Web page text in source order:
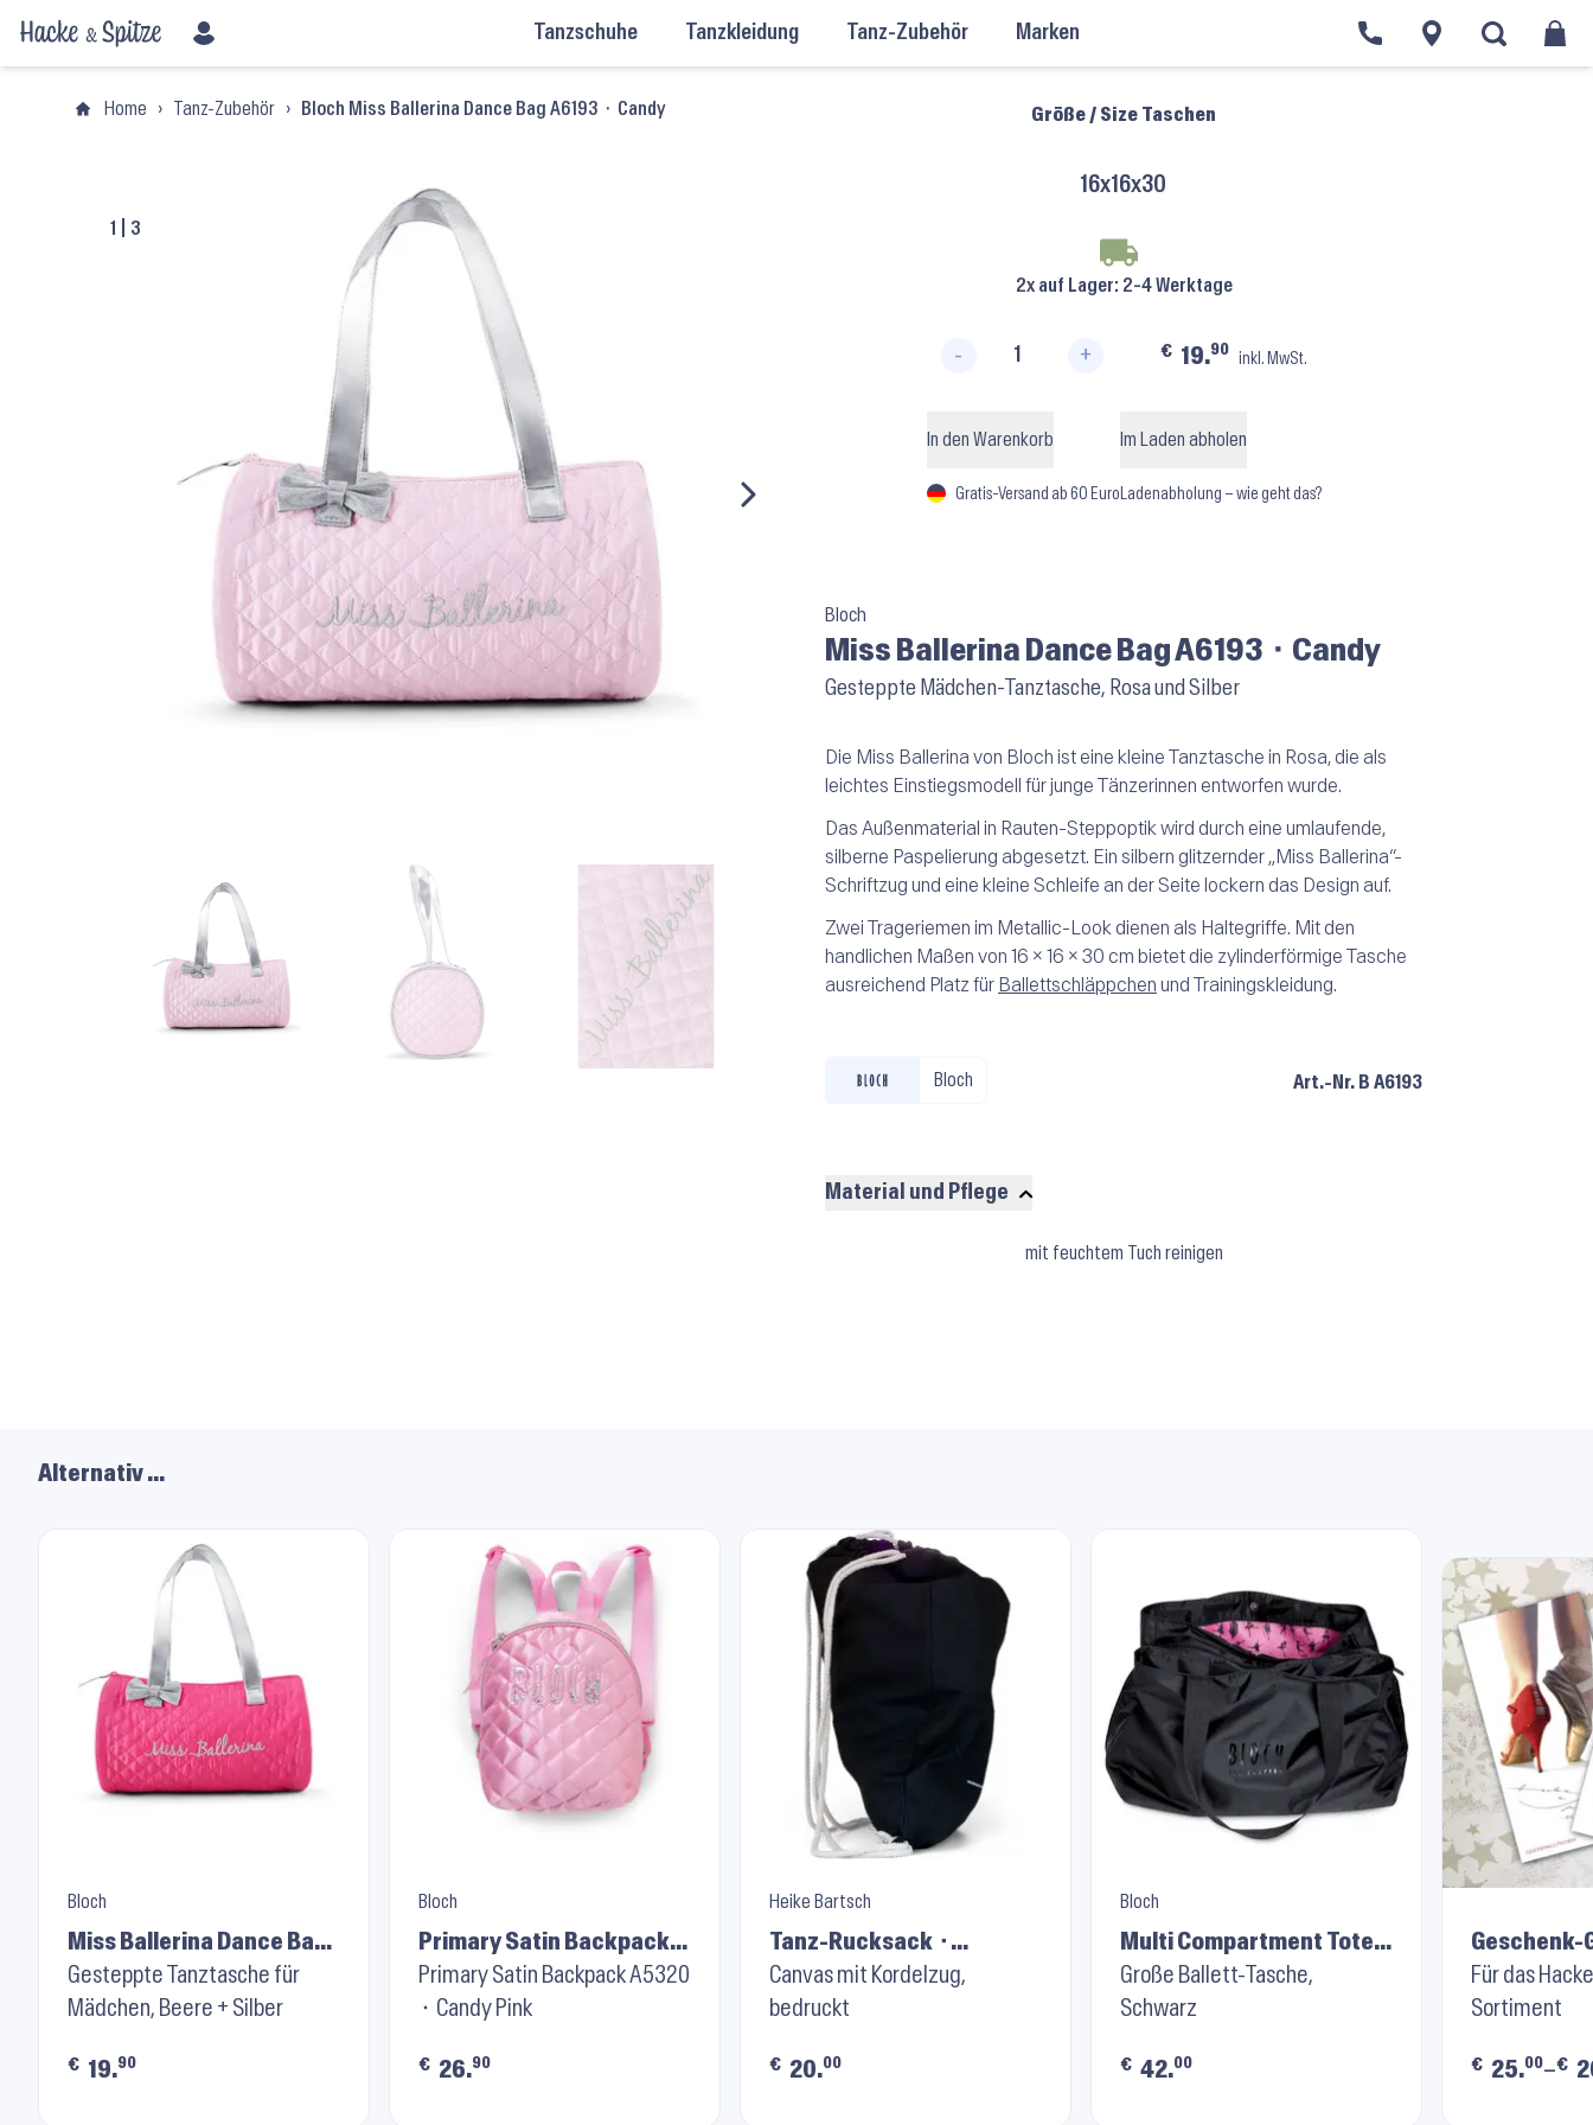
Tanzschuhe Tanzkleidung Tanz-Zubehör Marken
Home › Tanz-Zubehör › Bloch Miss Ballerina Dance Bag A6193 ⬝ Candy
1 3
Bloch
Miss Ballerina Dance Bag A6193 ⬝ Candy
Gesteppte Mädchen-Tanztasche, Rosa und Silber
Größe / Size Taschen
16x16x30
2x auf Lager: 2-4 Werktage
-
Miss Ballerina Dance Bag A6193 ⬝ Candy Menge
+ € 19.90
inkl. MwSt.
In den Warenkorb
Gratis-Versand ab 60 Euro
Im Laden abholen
Ladenabholung – wie geht das?
Die Miss Ballerina von Bloch ist eine kleine Tanztasche in Rosa, die als
leichtes Einstiegsmodell für junge Tänzerinnen entworfen wurde.
Das Außenmaterial in Rauten-Steppoptik wird durch eine umlaufende,
silberne Paspelierung abgesetzt. Ein silbern glitzernder „Miss Ballerina“-
Schriftzug und eine kleine Schleife an der Seite lockern das Design auf.
Zwei Trageriemen im Metallic-Look dienen als Haltegriffe. Mit den
handlichen Maßen von 16 × 16 × 30 cm bietet die zylinderförmige Tasche
ausreichend Platz für Ballettschläppchen und Trainingskleidung.
Bloch Art.-Nr. B A6193
Material und Pflege
mit feuchtem Tuch reinigen
Alternativ …
Bloch
Miss Ballerina Dance Bag
A6193 ⬝ Raspberry
Gesteppte Tanztasche für
Mädchen, Beere + Silber
€ 19.90
Bloch
Primary Satin Backpack
A5320 ⬝ Candy Pink
Primary Satin Backpack A5320
⬝ Candy Pink
€ 26.90
Heike Bartsch
Tanz-Rucksack ⬝
Schwarz
Canvas mit Kordelzug,
bedruckt
€ 20.00
Bloch
Multi Compartment Tote
A310
Große Ballett-Tasche,
Schwarz
€ 42.00
Geschenk-
Für das
Sortiment
€ 25.00–€